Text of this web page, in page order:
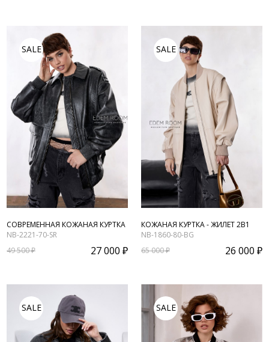
SALE
СОВРЕМЕННАЯ КОЖАНАЯ КУРТКА
NB-2221-70-SR
49 500 ₽
27 000 ₽
SALE
КОЖАНАЯ КУРТКА - ЖИЛЕТ 2В1
NB-1860-80-BG
65 000 ₽
26 000 ₽
SALE SALE